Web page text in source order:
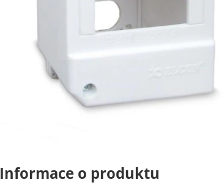
Informace o produktu